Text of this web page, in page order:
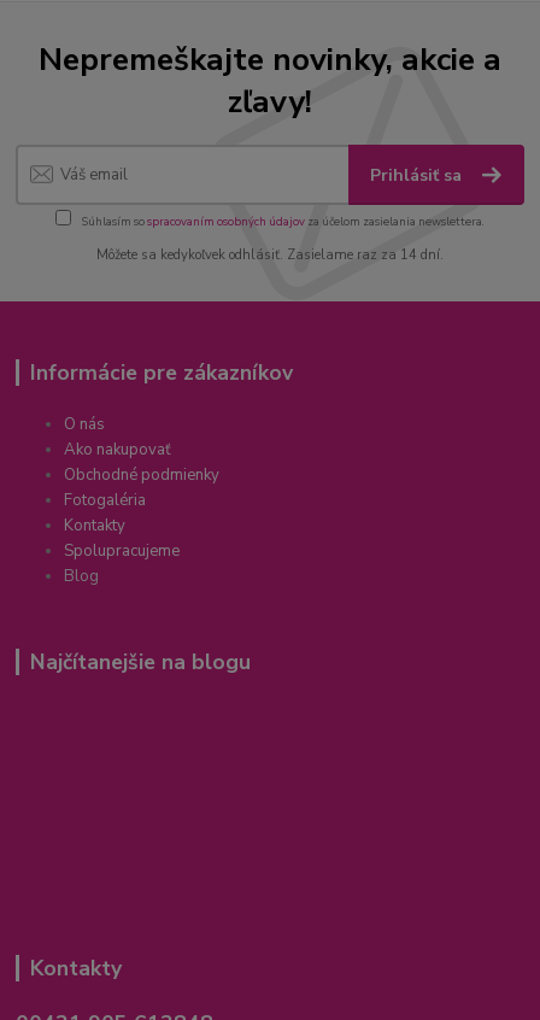
Nepremeškajte novinky, akcie a
zľavy!
Prihlásiť sa
Súhlasím sospracovaním osobných údajov za účelom zasielania newslettera.
Môžete sa kedykoľvek odhlásiť. Zasielame raz za 14 dní.
Informácie pre zákazníkov
O nás
Ako nakupovať
Obchodné podmienky
Fotogaléria
Kontakty
Spolupracujeme
Blog
Najčítanejšie na blogu
Kontakty